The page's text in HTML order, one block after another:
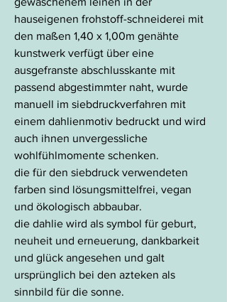
hauseigenen frohstoff-schneiderei mit
den maßen 1,40 x 1,00m genähte
kunstwerk verfügt über eine
ausgefranste abschlusskante mit
passend abgestimmter naht, wurde
manuell im siebdruckverfahren mit
einem dahlienmotiv bedruckt und wird
auch ihnen unvergessliche
wohlfühlmomente schenken.
die für den siebdruck verwendeten
farben sind lösungsmittelfrei, vegan
und ökologisch abbaubar.
die dahlie wird als symbol für geburt,
neuheit und erneuerung, dankbarkeit
und glück angesehen und galt
ursprünglich bei den azteken als
sinnbild für die sonne.